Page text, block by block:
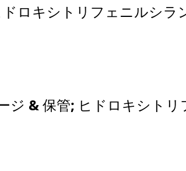
ロキシトリフェニルシラ
ジ & 保管; ヒドロキシトリ